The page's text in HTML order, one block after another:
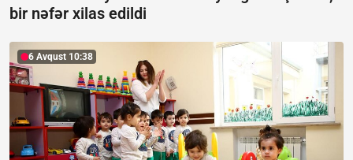
bir nəfər xilas edildi
6 Avqust 10:38